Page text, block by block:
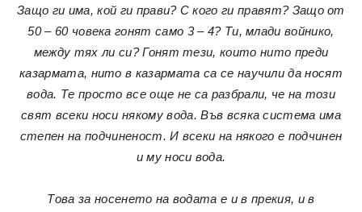
Защо ги има, кой ги прави? С кого ги правят? Защо от
50 – 60 човека гонят само 3 – 4? Ти, млади войнико,
между тях ли си? Гонят тези, които нито преди
казармата, нито в казармата са се научили да носят
вода. Те просто все още не са разбрали, че на този
свят всеки носи някому вода. Във всяка система има
степен на подчиненост. И всеки на някого е подчинен
и му носи вода.
Това за носенето на водата е и в прекия, и в